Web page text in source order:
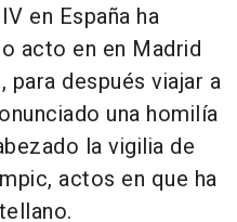
en España ha
acto en en Madrid
después viajar a
una homilía
la vigilia de
actos en que ha